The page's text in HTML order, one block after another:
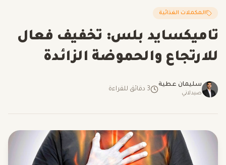
المكملات الغذائية
تاميكسايد بلس: تخفيف فعال
للارتجاع والحموضة الزائدة
سليمان عطية
صيدلاني
3 دقائق للقراءة